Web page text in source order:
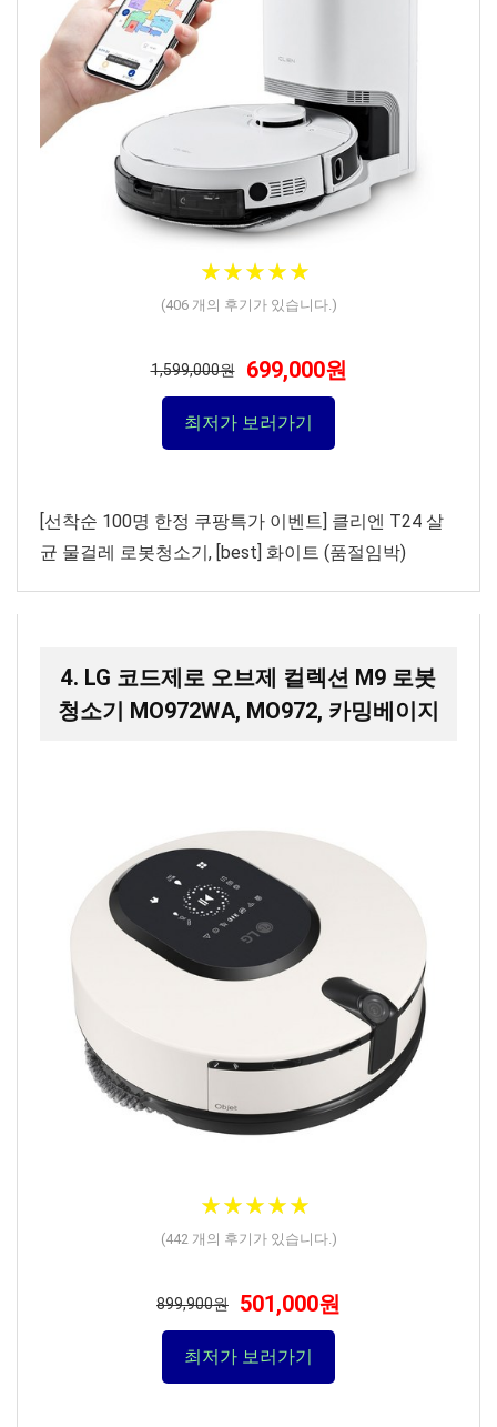
★★★★★
★★★★★
(406개의 후기가 있습니다.)
1,599,000원 699,000원
최저가 보러가기
[선착순 100명 한정 쿠팡특가 이벤트] 클리엔 T24 살
균 물걸레 로봇청소기, [best] 화이트 (품절임박)
4. LG 코드제로 오브제 컬렉션 M9 로봇
청소기 MO972WA, MO972, 카밍베이지
★★★★★
★★★★★
(442개의 후기가 있습니다.)
899,900원 501,000원
최저가 보러가기